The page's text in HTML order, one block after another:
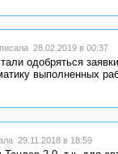
28.02.2019 в 00:37
одобряться
выполненных
29.11.2018 в 18:59